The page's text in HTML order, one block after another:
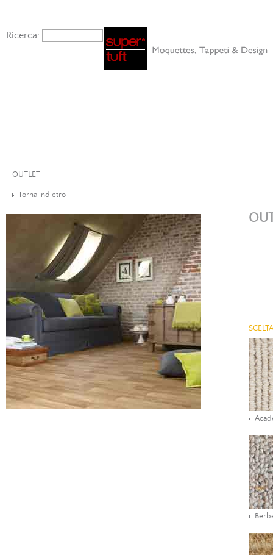
Ricerca:
OUTLET
Torna indietro